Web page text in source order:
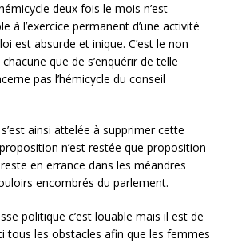
deux fois le mois n’est
à l’exercice permanent d’une activité
est absurde et inique. C’est le non
que de s’enquérir de telle
pas l’hémicycle du conseil
ainsi attelée à supprimer cette
n’est restée que proposition
en errance dans les méandres
encombrés du parlement.
politique c’est louable mais il est de
tous les obstacles afin que les femmes